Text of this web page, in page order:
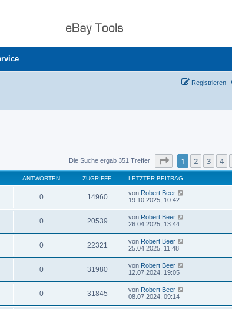
Registrieren
Die Suche ergab 351 Treffer Seite von8
1 2 3 4
ANTWORTEN ZUGRIFFE LETZTER BEITRAG
0 14960 von Robert Beer
19.10.2025, 10:42
0 20539 von Robert Beer
26.04.2025, 13:44
0 22321 von Robert Beer
25.04.2025, 11:48
0 31980 von Robert Beer
12.07.2024, 19:05
0 31845 von Robert Beer
08.07.2024, 09:14